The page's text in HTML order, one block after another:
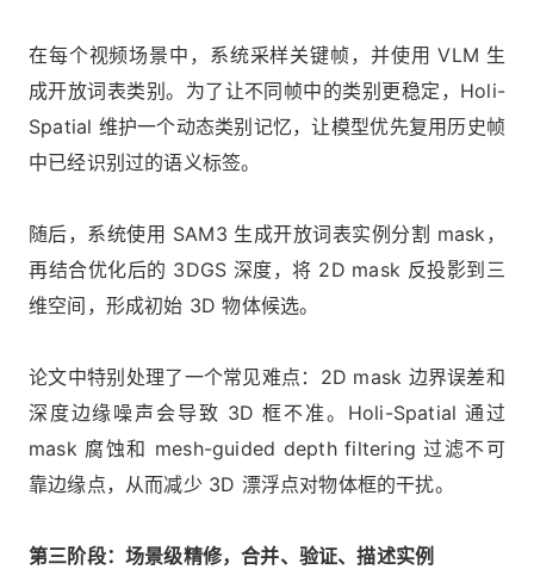
在每个视频场景中，系统采样关键帧，并使用 VLM 生
成开放词表类别。为了让不同帧中的类别更稳定，Holi-
Spatial 维护一个动态类别记忆，让模型优先复用历史帧
中已经识别过的语义标签。
随后，系统使用 SAM3 生成开放词表实例分割 mask，
再结合优化后的 3DGS 深度，将 2D mask 反投影到三
维空间，形成初始 3D 物体候选。
论文中特别处理了一个常见难点：2D mask 边界误差和
深度边缘噪声会导致 3D 框不准。Holi-Spatial 通过
mask 腐蚀和 mesh-guided depth filtering 过滤不可
靠边缘点，从而减少 3D 漂浮点对物体框的干扰。
第三阶段：场景级精修，合并、验证、描述实例